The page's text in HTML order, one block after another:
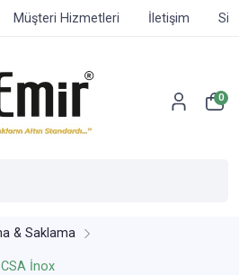
Müşteri Hizmetleri İletişim
0
& Saklama
CSA İnox